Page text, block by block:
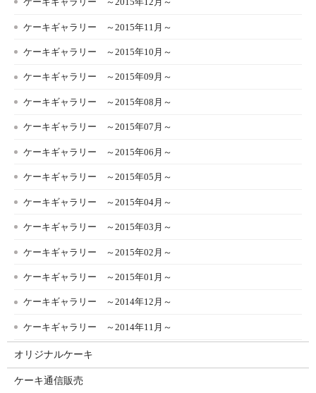
ケーキギャラリー ～2015年11月～
ケーキギャラリー ～2015年10月～
ケーキギャラリー ～2015年09月～
ケーキギャラリー ～2015年08月～
ケーキギャラリー ～2015年07月～
ケーキギャラリー ～2015年06月～
ケーキギャラリー ～2015年05月～
ケーキギャラリー ～2015年04月～
ケーキギャラリー ～2015年03月～
ケーキギャラリー ～2015年02月～
ケーキギャラリー ～2015年01月～
ケーキギャラリー ～2014年12月～
ケーキギャラリー ～2014年11月～
オリジナルケーキ
ケーキ通信販売